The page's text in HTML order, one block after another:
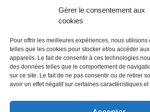
Gérer le consentement aux
cookies
Pour offrir les meilleures expériences, nous
telles que les cookies pour stocker et/ou accéder
appareils. Le fait de consentir à ces technologies
des données telles que le comportement de
sur ce site. Le fait de ne pas consentir ou de retirer
avoir un effet négatif sur certaines caractéristiques et